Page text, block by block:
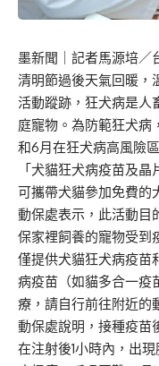
墨新聞
｜記者馬源培／
清明節過後天氣回暖，
活動蹤跡，狂犬病是人
庭寵物。為防範狂犬病
和6月在狂犬病高風險
「犬貓狂犬病疫苗及
可攜帶犬貓參加免費的
動保處表示，此活動目
保家裡飼養的寵物受到
僅提供犬貓狂犬病疫苗
病疫苗（如貓多合一疫
療，請自行前往附近的
動保處說明，接種疫苗
在注射後1小時內，出